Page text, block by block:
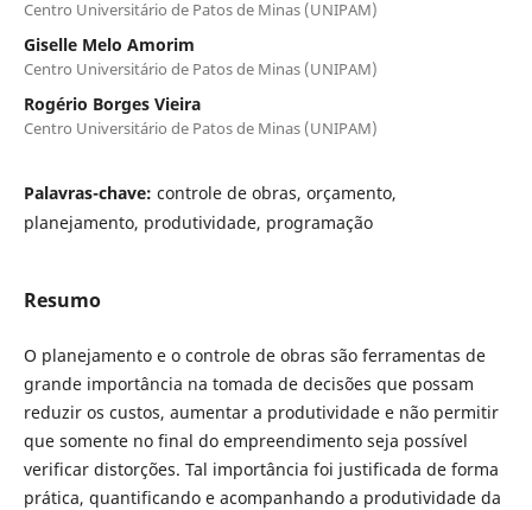
Centro Universitário de Patos de Minas (UNIPAM)
Giselle Melo Amorim
Centro Universitário de Patos de Minas (UNIPAM)
Rogério Borges Vieira
Centro Universitário de Patos de Minas (UNIPAM)
Palavras-chave: controle de obras, orçamento,
planejamento, produtividade, programação
Resumo
O planejamento e o controle de obras são ferramentas de
grande importância na tomada de decisões que possam
reduzir os custos, aumentar a produtividade e não permitir
que somente no final do empreendimento seja possível
verificar distorções. Tal importância foi justificada de forma
prática, quantificando e acompanhando a produtividade da